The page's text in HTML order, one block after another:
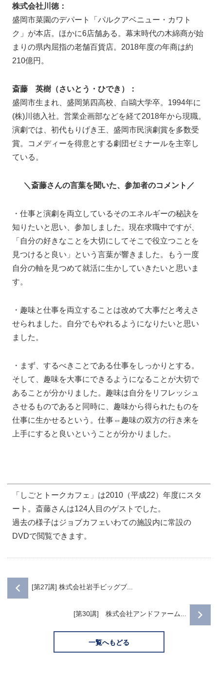
株式会社川徳：
盛岡市菜園のデパート「パルクアベニュー・カワト
ク」が本店。ほかに6店舗ある。幕末時代の木綿商が始
まりの県内屈指の老舗百貨店。2018年度の年商は約
210億円。
斎藤 英樹（さいとう・ひでき）：
盛岡市生まれ、盛岡第四高校、白鷗大学卒。1994年に
(株)川徳入社。営業企画部などを経て2018年から現職。
演劇では、初代もりげき王、盛岡市民演劇賞を多数受
賞。コメディーを得意とする劇団ゼミナールを主宰し
ている。
＼斎藤さんの言葉を聞いた、参加者のコメント／
・仕事と演劇を両立しているそのエネルギーの秘訣を
知りたいと思い、参加しました。現在求職中ですが、
「自分の好きなことを大切にしてそこで役立つことを
見つけると良い」という言葉が響きました。もう一度
自分の軸を見つめて就活に生かしていきたいと思いま
す。
・趣味と仕事を両立することは改めて大事だと考えさ
せられました。自分でもやれるようになりたいと思い
ました。
・まず、するべきことである仕事をしっかりとする。
そして、趣味を大事にできるようになることが大切で
あることが分かりました。趣味は自分をリフレッシュ
させるものであると同時に、趣味から得られたものを
仕事に生かせるという。仕事⇔趣味の双方の行き来を
上手にすると良いということが分かりました。
「しごとトークカフェ」は2010（平成22）年度にスタ
ート。斎藤さんは124人目のゲストでした。
過去の様子はジョブカフェいわての施設内に常設の
DVDで閲覧できます。
[第27講] 株式会社岩手ビッグブ...
[第30講] 株式会社アンドファーム...
一覧へもどる